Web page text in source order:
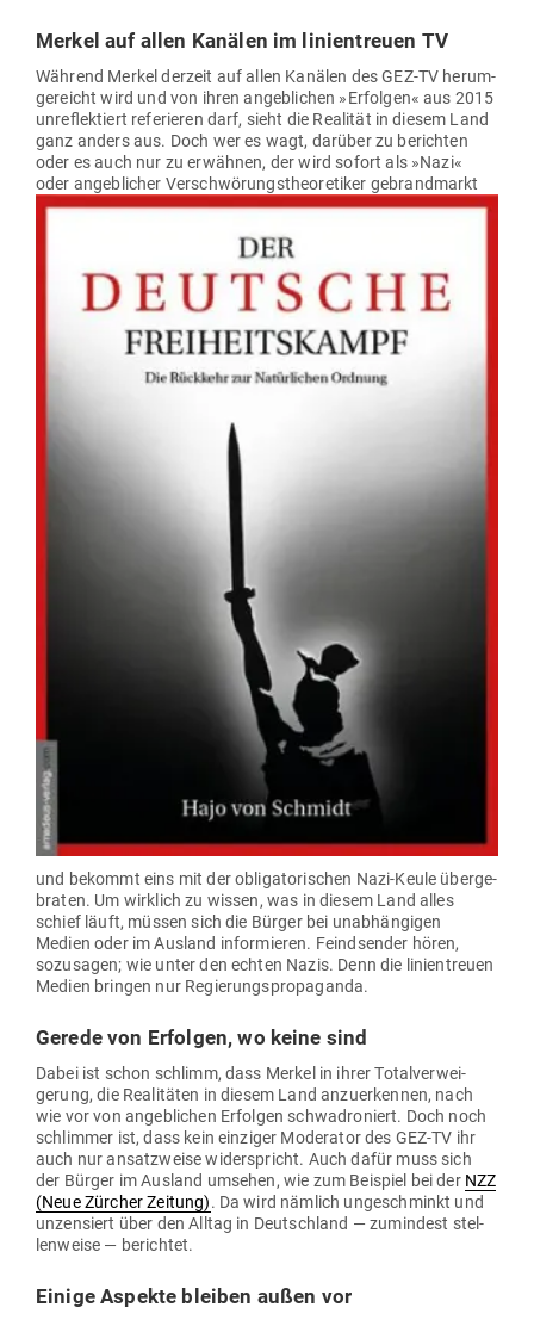
Merkel auf allen Kanälen im lini­en­treuen TV
Während Merkel derzeit auf allen Kanälen des GEZ-TV her­um­
ge­reicht wird und von ihren angeb­lichen »Erfolgen« aus 2015
unre­flek­tiert refe­rieren darf, sieht die Rea­lität in diesem Land
ganz anders aus. Doch wer es wagt, darüber zu berichten
oder es auch nur zu erwähnen, der wird sofort als »Nazi«
oder angeb­licher Ver­schwö­rungs­theo­re­tiker gebrand­markt
und bekommt eins mit der obli­ga­to­ri­schen Nazi-Keule über­ge­
braten. Um wirklich zu wissen, was in diesem Land alles
schief läuft, müssen sich die Bürger bei unab­hän­gigen
Medien oder im Ausland infor­mieren. Feind­sender hören,
sozu­sagen; wie unter den echten Nazis. Denn die lini­en­treuen
Medien bringen nur Regierungspropaganda.
Gerede von Erfolgen, wo keine sind
Dabei ist schon schlimm, dass Merkel in ihrer Total­ver­wei­
gerung, die Rea­li­täten in diesem Land anzu­er­kennen, nach
wie vor von angeb­lichen Erfolgen schwa­dro­niert. Doch noch
schlimmer ist, dass kein ein­ziger Mode­rator des GEZ-TV ihr
auch nur ansatz­weise wider­spricht. Auch dafür muss sich
der Bürger im Ausland umsehen, wie zum Bei­spiel bei der NZZ
(Neue Zürcher Zeitung). Da wird nämlich unge­schminkt und
unzen­siert über den Alltag in Deutschland — zumindest stel­
len­weise — berichtet.
Einige Aspekte bleiben außen vor